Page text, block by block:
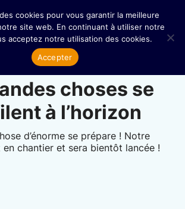
choses se
à l’horizon
d’énorme se prépare ! Notre
chantier et sera bientôt lancée !
cookies pour vous garantir la meilleure
site web. En continuant à utiliser notre
acceptez notre utilisation des cookies.
Accepter